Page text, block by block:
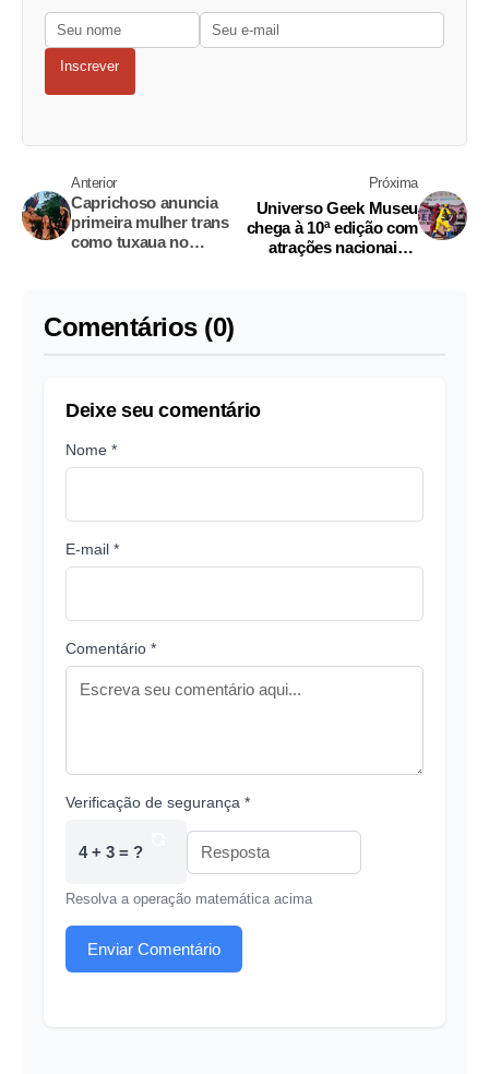
Inscrever
Anterior
Caprichoso anuncia
primeira mulher trans
como tuxaua no
Próxima
Universo Geek Museu
chega à 10ª edição com
atrações nacionais e
Comentários (0)
Deixe seu comentário
Nome *
E-mail *
Comentário *
Verificação de segurança *
4 + 3 = ?
Resolva a operação matemática acima
Enviar Comentário